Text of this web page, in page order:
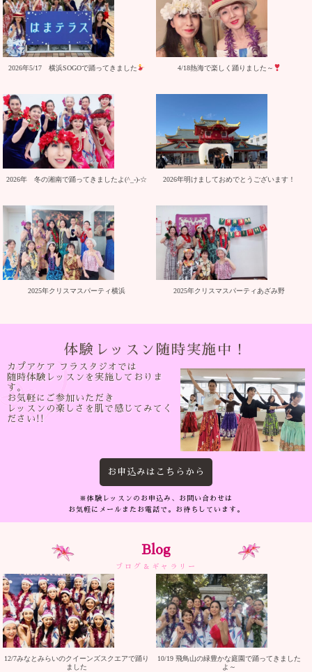
2026年5/17 横浜SOGOで踊ってきました 4/18熱海で楽しく踊りました～
2026年 冬の湘南で踊ってきましたよ(^_-)-☆ 2026年明けましておめでとうございます！
2025年クリスマスパーティ横浜 2025年クリスマスパーティあざみ野
体験レッスン随時実施中！
カプアケア フラスタジオでは
随時体験レッスンを実施しておりま
す。
お気軽にご参加いただき
レッスンの楽しさを肌で感じてみてく
ださい!!
お申込みはこちらから
※体験レッスンのお申込み、お問い合わせは
お気軽にメールまたお電話で。お待ちしています。
Blog
ブログ＆ギャラリー
12/7みなとみらいのクイーンズスクエアで踊り
ました
10/19 飛鳥山の緑豊かな庭園で踊ってきました
よ～